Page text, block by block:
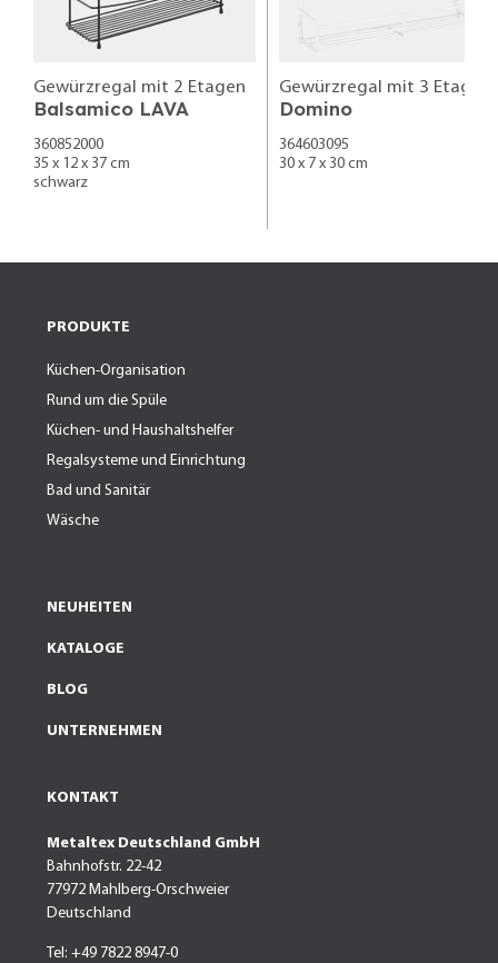
Gewürzregal mit 2 Etagen
Balsamico LAVA
360852000
35 x 12 x 37 cm
schwarz
Gewürzregal mit 3 Etagen
Domino
364603095
30 x 7 x 30 cm
PRODUKTE
Küchen-Organisation
Rund um die Spüle
Küchen- und Haushaltshelfer
Regalsysteme und Einrichtung
Bad und Sanitär
Wäsche
NEUHEITEN
KATALOGE
BLOG
UNTERNEHMEN
KONTAKT
Metaltex Deutschland GmbH
Bahnhofstr. 22-42
77972 Mahlberg-Orschweier
Deutschland
Tel: +49 7822 8947-0